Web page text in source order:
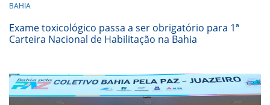
BAHIA
Exame toxicológico passa a ser obrigatório para 1ª
Carteira Nacional de Habilitação na Bahia